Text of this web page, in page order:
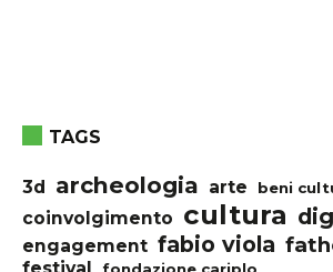
TAGS
3d archeologia arte beni
coinvolgimento cultura
engagement fabio viola